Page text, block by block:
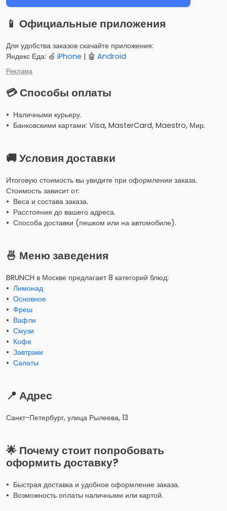
📱 Официальные приложения
Для удобства заказов скачайте приложения:
Яндекс Еда: 🍏 iPhone | 🤖 Android
Реклама
💳 Способы оплаты
• Наличными курьеру.
• Банковскими картами: Visa, MasterCard, Maestro, Мир.
🚚 Условия доставки
Итоговую стоимость вы увидите при оформлении заказа.
Стоимость зависит от:
• Веса и состава заказа.
• Расстояния до вашего адреса.
• Способа доставки (пешком или на автомобиле).
🍜 Меню заведения
BRUNCH в Москве предлагает 8 категорий блюд:
• Лимонад
• Основное
• Фреш
• Вафли
• Смузи
• Кофе
• Завтраки
• Салаты
📍 Адрес
Санкт-Петербург, улица Рылеева, 13
🌟 Почему стоит попробовать
оформить доставку?
• Быстрая доставка и удобное оформление заказа.
• Возможность оплаты наличными или картой.